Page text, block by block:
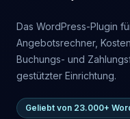
Das WordPress-Plugin
Angebotsrechner,
Buchungs- und
gestützter Einrichtung.
Geliebt von 23.000+